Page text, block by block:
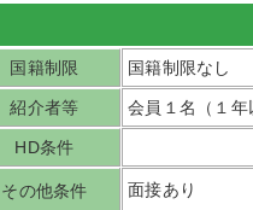
国籍制限 国籍制限なし
紹介者等 会員１名（１年
HD条件
その他条件 面接あり